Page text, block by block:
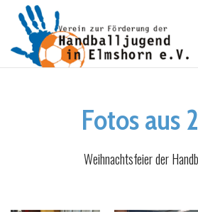
Was machen wir?
Fotos aus
Weihnachtsfeier der